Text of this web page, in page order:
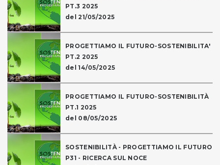
PT.3 2025
del 21/05/2025
PROGETTIAMO IL FUTURO-SOSTENIBILITA'
PT.2 2025
del 14/05/2025
PROGETTIAMO IL FUTURO-SOSTENIBILITÀ
PT.1 2025
del 08/05/2025
SOSTENIBILITÀ - PROGETTIAMO IL FUTURO
P31 - RICERCA SUL NOCE